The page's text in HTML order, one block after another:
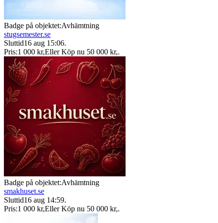
Badge på objektet:Avhämtning
stugsemester.se
Sluttid16 aug 15:06.
Pris:1 000 kr,Eller Köp nu 50 000 kr,.
Badge på objektet:Avhämtning
smakhuset.se
Sluttid16 aug 14:59.
Pris:1 000 kr,Eller Köp nu 50 000 kr,.